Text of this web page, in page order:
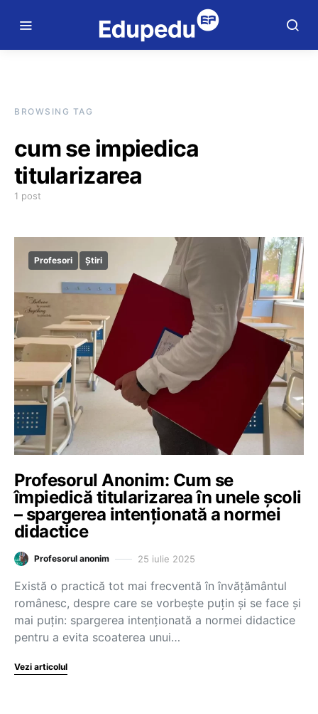
BROWSING TAG
cum se impiedica
titularizarea
1 post
Profesori Știri
Profesorul Anonim: Cum se
împiedică titularizarea în unele școli
– spargerea intenționată a normei
didactice
Profesorul anonim 25 iulie 2025
Există o practică tot mai frecventă în învățământul
românesc, despre care se vorbește puțin și se face și
mai puțin: spargerea intenționată a normei didactice
pentru a evita scoaterea unui…
Vezi articolul